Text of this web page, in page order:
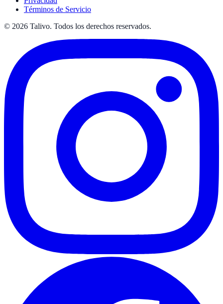
Términos de Servicio
© 2026 Talivo. Todos los derechos reservados.